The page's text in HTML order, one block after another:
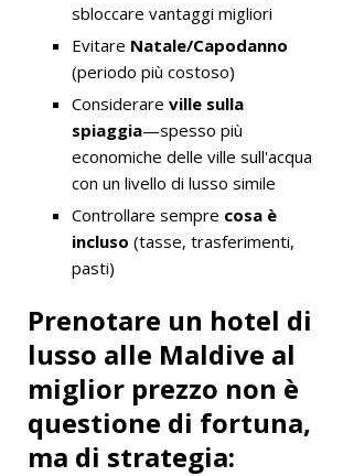
sbloccare vantaggi migliori
Evitare Natale/Capodanno
(periodo più costoso)
Considerare ville sulla
spiaggia—spesso più
economiche delle ville sull'acqua
con un livello di lusso simile
Controllare sempre cosa è
incluso (tasse, trasferimenti,
pasti)
Prenotare un hotel di
lusso alle Maldive al
miglior prezzo non è
questione di fortuna,
ma di strategia: